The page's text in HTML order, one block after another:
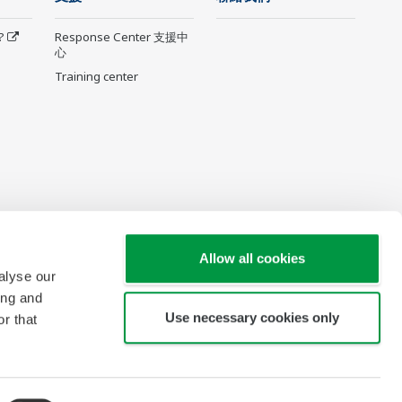
our
and
that
Allow all cookies
Use necessary cookies only
Response Center 支援中
心
Training center